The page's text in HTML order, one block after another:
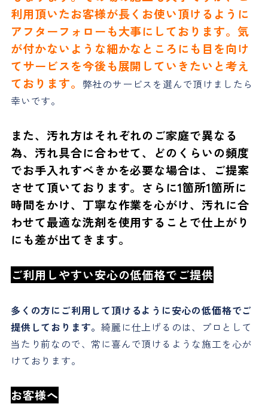
利用頂いたお客様が長くお使い頂けるように
アフターフォローも大事にしております。気
が付かないような細かなところにも目を向け
てサービスを今後も展開していきたいと考え
ております。 弊社のサービスを選んで頂けましたら
幸いです。
また、汚れ方はそれぞれのご家庭で異なる
為、汚れ具合に合わせて、どのくらいの頻度
でお手入れすべきかを必要な場合は、ご提案
させて頂いております。さらに1箇所1箇所に
時間をかけ、丁寧な作業を心がけ、汚れに合
わせて最適な洗剤を使用することで仕上がり
にも差が出てきます。
ご利用しやすい安心の低価格でご提供
多くの方にご利用して頂けるように安心の低価格でご
提供しております。綺麗に仕上げるのは、プロとして
当たり前なので、常に喜んで頂けるような施工を心が
けております。
お客様へ